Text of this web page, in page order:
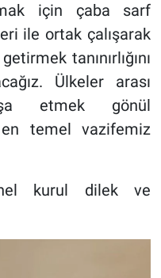
için çaba sarf
ile ortak çalışarak
tanınırlığını
Ülkeler arası
etmek gönül
en temel vazifemiz
kurul dilek ve